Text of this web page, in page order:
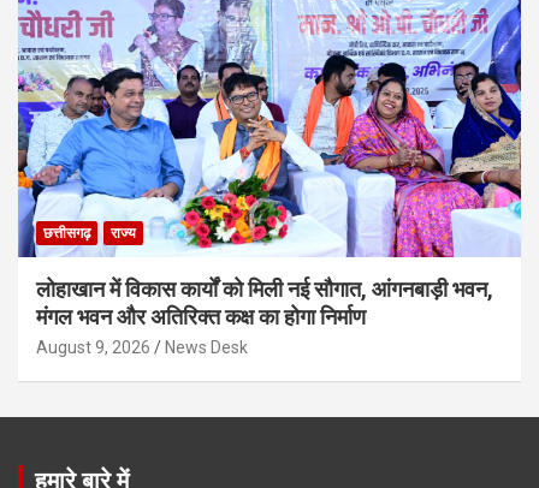
छत्तीसगढ़ राज्य
लोहाखान में विकास कार्यों को मिली नई सौगात, आंगनबाड़ी भवन,
मंगल भवन और अतिरिक्त कक्ष का होगा निर्माण
August 9, 2026 News Desk
हमारे बारे में